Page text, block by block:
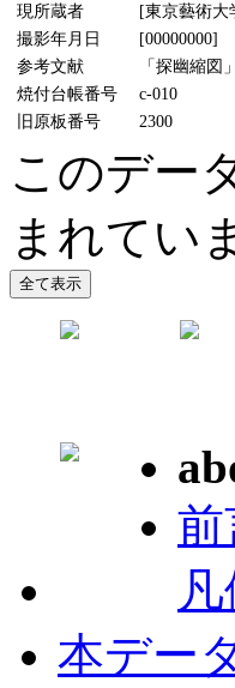
現所蔵者
[東京藝術大
撮影年月日
[00000000]
参考文献
「探幽縮図
焼付台帳番号
c-010
旧原板番号
2300
このデー
まれてい
前
凡
本デー